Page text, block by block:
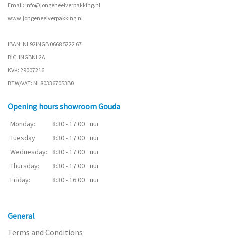
Email: info@jongeneelverpakking.nl
www.jongeneelverpakking.nl
IBAN: NL92INGB 0668 5222 67
BIC: INGBNL2A
KVK: 29007216
BTW/VAT: NL803367053B0
Opening hours showroom Gouda
Monday: 8:30 - 17:00 uur
Tuesday:
8:30 - 17:00 uur
Wednesday:
8:30 - 17:00 uur
Thursday:
8:30 - 17:00 uur
Friday:
8:30 - 16:00 uur
General
Terms and Conditions